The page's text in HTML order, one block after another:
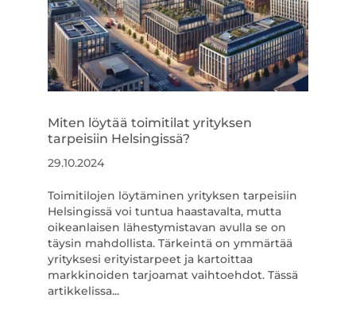
Miten löytää toimitilat yrityksen
tarpeisiin Helsingissä?
29.10.2024
Toimitilojen löytäminen yrityksen tarpeisiin
Helsingissä voi tuntua haastavalta, mutta
oikeanlaisen lähestymistavan avulla se on
täysin mahdollista. Tärkeintä on ymmärtää
yrityksesi erityistarpeet ja kartoittaa
markkinoiden tarjoamat vaihtoehdot. Tässä
artikkelissa...